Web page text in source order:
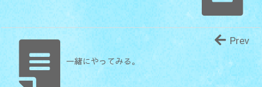
一緒にやってみる。
Prev